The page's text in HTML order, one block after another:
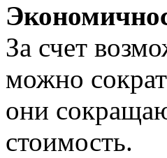
За счет
можно
они
стоимость.